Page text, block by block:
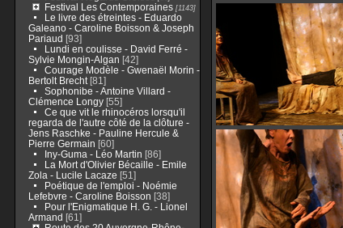
Festival Les Contemporaines[1143]
Le livre des étreintes - Eduardo
Galeano - Caroline Boisson & Joseph
Pariaud [93]
Lundi en coulisse - David Ferré -
Sylvie Mongin-Algan [42]
Courage Modèle - Gwenaël Morin -
Bertolt Brecht[81]
Sophonibe - Antoine Villard -
Clémence Longy[55]
Ce que vit le rhinocéros lorsqu'il
regarda de l'autre côté de la clôture -
Jens Raschke - Pauline Hercule &
Pierre Germain [60]
Iny-Guma - Léo Martin [86]
La Mort d'Olivier Bécaille - Emile
Zola - Lucile Lacaze [51]
Poétique de l'emploi - Noémie
Lefebvre - Caroline Boisson [38]
Pour l'Enigmatique H. G. - Lionel
Armand [61]